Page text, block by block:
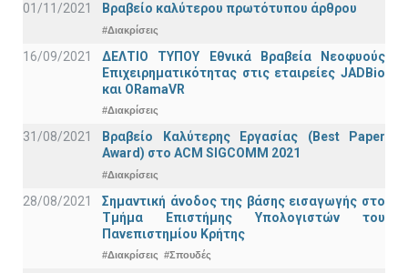
01/11/2021 Bραβείο καλύτερου πρωτότυπου άρθρου
#Διακρίσεις
16/09/2021
ΔΕΛΤΙΟ ΤΥΠΟΥ Εθνικά Βραβεία Νεοφυούς
Επιχειρηματικότητας στις εταιρείες JADBio
και ORamaVR
#Διακρίσεις
31/08/2021
Βραβείο Καλύτερης Εργασίας (Best Paper
Award) στο ACM SIGCOMM 2021
#Διακρίσεις
28/08/2021
Σημαντική άνοδος της βάσης εισαγωγής στο
Τμήμα Επιστήμης Υπολογιστών του
Πανεπιστημίου Κρήτης
#Διακρίσεις #Σπουδές